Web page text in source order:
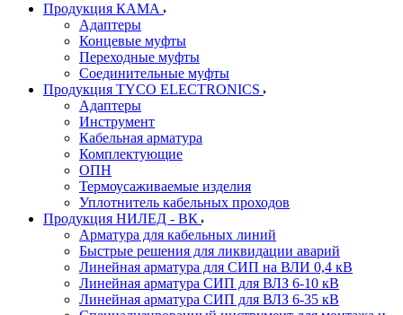
Продукция КАМА
Адаптеры
Концевые муфты
Переходные муфты
Соединительные муфты
Продукция TYCO ELECTRONICS
Адаптеры
Инструмент
Кабельная арматура
Комплектующие
ОПН
Термоусаживаемые изделия
Уплотнитель кабельных проходов
Продукция НИЛЕД - ВК
Арматура для кабельных линий
Быстрые решения для ликвидации аварий
Линейная арматура для СИП на ВЛИ 0,4 кВ
Линейная арматура СИП для ВЛЗ 6-10 кВ
Линейная арматура СИП для ВЛЗ 6-35 кВ